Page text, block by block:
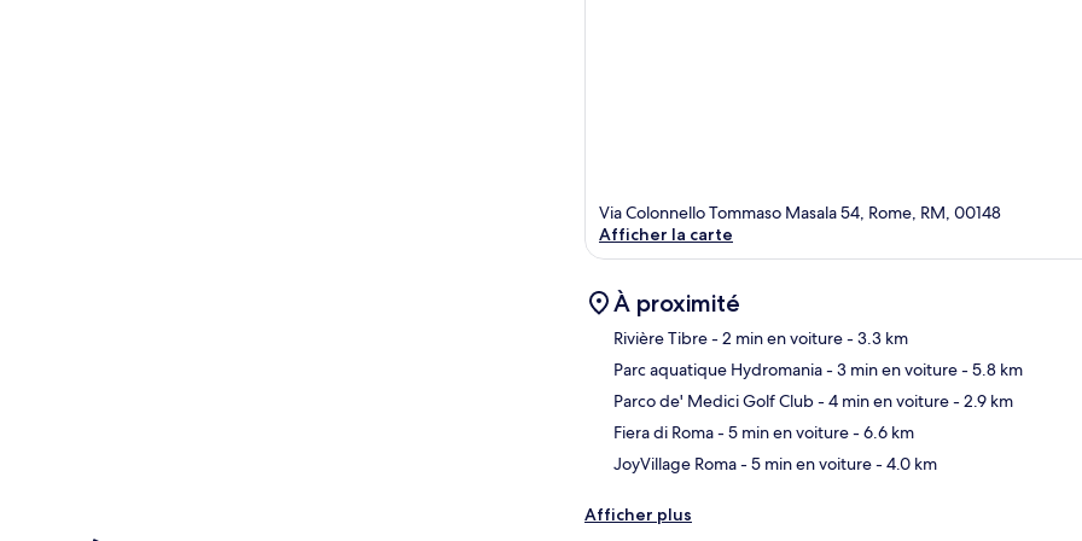
Via Colonnello Tommaso Masala 54, Rome, RM, 00148
Afficher la carte
À proximité
Rivière Tibre- 2 min en voiture- 3.3 km
Parc aquatique Hydromania- 3 min en voiture- 5.8 km
Parco de' Medici Golf Club- 4 min en voiture- 2.9 km
Fiera di Roma- 5 min en voiture- 6.6 km
JoyVillage Roma- 5 min en voiture- 4.0 km
Afficher plus